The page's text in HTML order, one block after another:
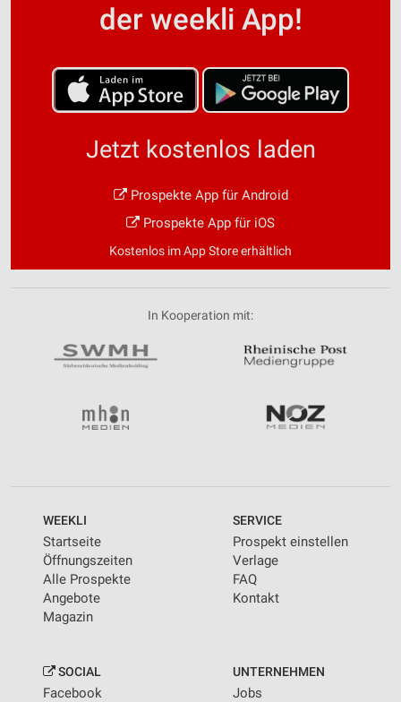
der weekli App!
Jetzt kostenlos laden
Prospekte App für Android
Prospekte App für iOS
Kostenlos im App Store erhältlich
In Kooperation mit:
WEEKLI
Startseite
Öffnungszeiten
Alle Prospekte
Angebote
Magazin
SERVICE
Prospekt einstellen
Verlage
FAQ
Kontakt
SOCIAL
Facebook
UNTERNEHMEN
Jobs